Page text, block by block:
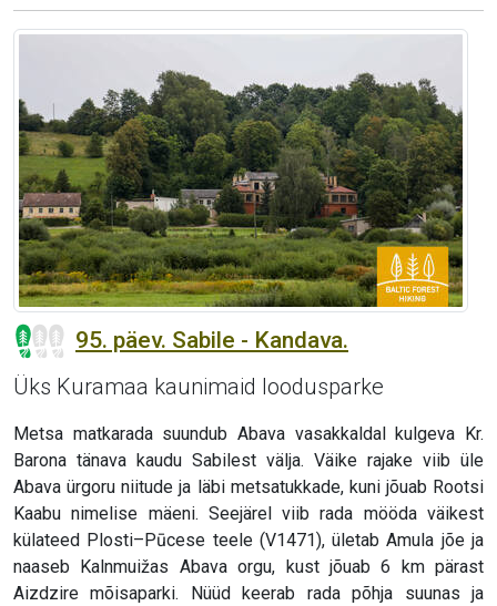
95. päev. Sabile - Kandava.
Üks Kuramaa kaunimaid loodusparke
Metsa matkarada suundub Abava vasakkaldal kulgeva Kr.
Barona tänava kaudu Sabilest välja. Väike rajake viib üle
Abava ürgoru niitude ja läbi metsatukkade, kuni jõuab Rootsi
Kaabu nimelise mäeni. Seejärel viib rada mööda väikest
külateed Plosti–Pūcese teele (V1471), ületab Amula jõe ja
naaseb Kalnmuižas Abava orgu, kust jõuab 6 km pärast
Aizdzire mõisaparki. Nüüd keerab rada põhja suunas ja